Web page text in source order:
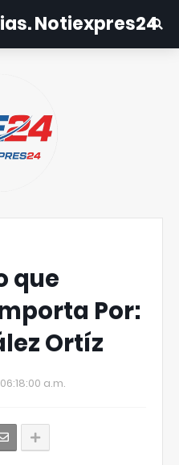
Notiexpres24
que
Por:
Ortíz
a.m.